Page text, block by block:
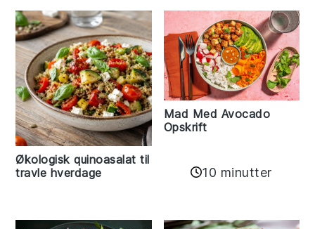
Økologisk quinoasalat til
travle hverdage
Mad Med Avocado
Opskrift
10 minutter